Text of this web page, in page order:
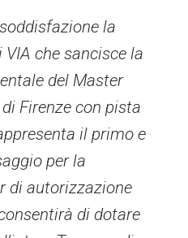
la
che sancisce la
del Master
Firenze con pista
il primo e
per la
di autorizzazione
di dotare